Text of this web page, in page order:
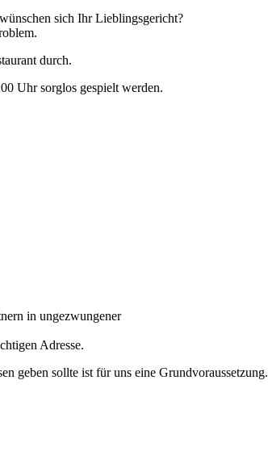
sich Ihr Lieblingsgericht?
durch.
Uhr sorglos gespielt werden.
in ungezwungener
Adresse.
geben sollte ist für uns eine Grundvoraussetzung.